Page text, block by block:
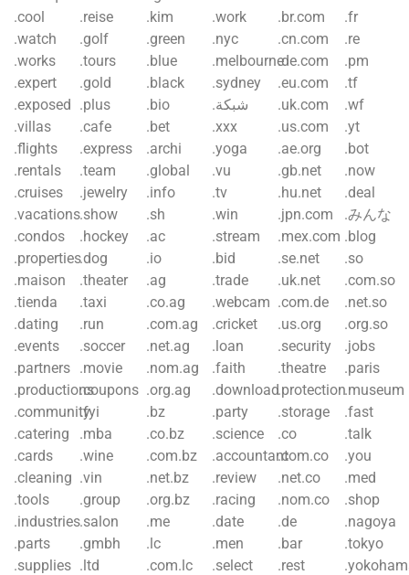
.cool
.watch
.works
.expert
.exposed
.villas
.flights
.rentals
.cruises
.vacations
.condos
.properties
.maison
.tienda
.dating
.events
.partners
.productions
.community
.catering
.cards
.cleaning
.tools
.industries
.parts
.supplies
.reise
.golf
.tours
.gold
.plus
.cafe
.express
.team
.jewelry
.show
.hockey
.dog
.theater
.taxi
.run
.soccer
.movie
.coupons
.fyi
.mba
.wine
.vin
.group
.salon
.gmbh
.ltd
.kim
.green
.blue
.black
.bio
.bet
.archi
.global
.info
.sh
.ac
.io
.ag
.co.ag
.com.ag
.net.ag
.nom.ag
.org.ag
.bz
.co.bz
.com.bz
.net.bz
.org.bz
.me
.lc
.com.lc
.work
.nyc
.melbourne
.sydney
.شبكة
.xxx
.yoga
.vu
.tv
.win
.stream
.bid
.trade
.webcam
.cricket
.loan
.faith
.download
.party
.science
.accountant
.review
.racing
.date
.men
.select
.br.com
.cn.com
.de.com
.eu.com
.uk.com
.us.com
.ae.org
.gb.net
.hu.net
.jpn.com
.mex.com
.se.net
.uk.net
.com.de
.us.org
.security
.theatre
.protection
.storage
.co
.com.co
.net.co
.nom.co
.de
.bar
.rest
.fr
.re
.pm
.tf
.wf
.yt
.bot
.now
.deal
.みんな
.blog
.so
.com.so
.net.so
.org.so
.jobs
.paris
.museum
.fast
.talk
.you
.med
.shop
.nagoya
.tokyo